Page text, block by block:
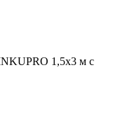
1,5х3 м с